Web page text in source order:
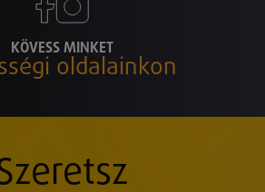
KÖVESS MINKET
oldalainkon